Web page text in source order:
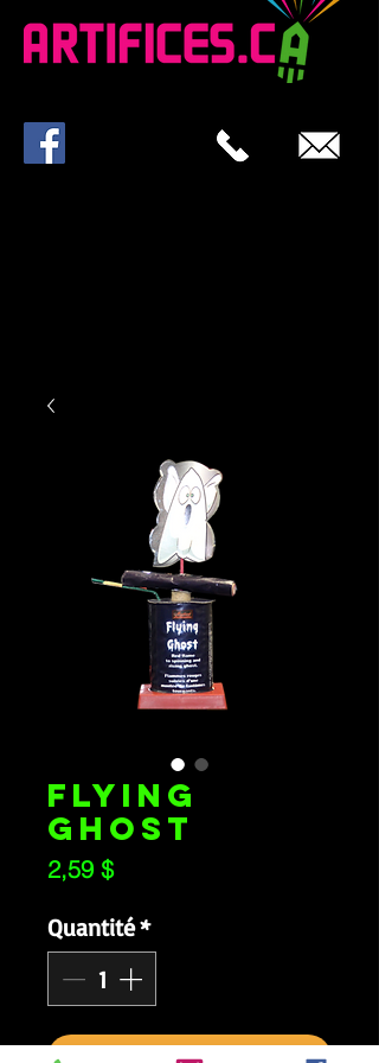
FLYING
GHOST
2,59 $Prix
Quantité*